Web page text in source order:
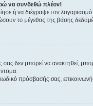
να συνδεθώ πλέον!
ή να διέγραψε τον
το μέγεθος της βάσης
δεν μπορεί να ανακτηθεί,
πρόσβασής σας,